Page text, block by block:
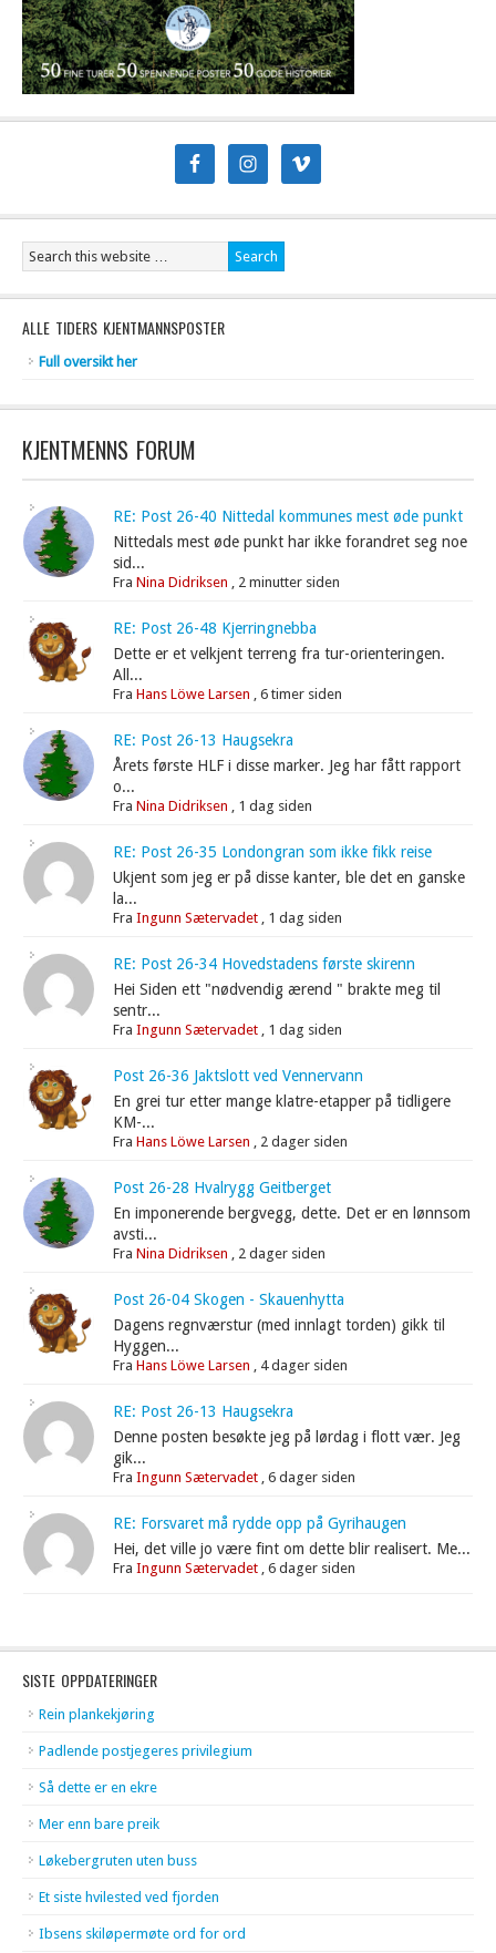
ALLE TIDERS KJENTMANNSPOSTER
Full oversikt her
KJENTMENNS FORUM
RE: Post 26-40 Nittedal kommunes mest øde punkt
Nittedals mest øde punkt har ikke forandret seg noe
sid...
FraNina Didriksen 2 minutter siden
RE: Post 26-48 Kjerringnebba
Dette er et velkjent terreng fra tur-orienteringen.
All...
FraHans Löwe Larsen ,6 timer siden
RE: Post 26-13 Haugsekra
Årets første HLF i disse marker. Jeg har fått rapport
o...
FraNina Didriksen 1 dag siden
RE: Post 26-35 Londongran som ikke fikk reise
Ukjent som jeg er på disse kanter, ble det en ganske
la...
FraIngunn Sætervadet 1 dag siden
RE: Post 26-34 Hovedstadens første skirenn
Hei Siden ett "nødvendig ærend " brakte meg til
sentr...
FraIngunn Sætervadet 1 dag siden
Post 26-36 Jaktslott ved Vennervann
En grei tur etter mange klatre-etapper på tidligere
KM-...
FraHans Löwe Larsen 2 dager siden
Post 26-28 Hvalrygg Geitberget
En imponerende bergvegg, dette. Det er en lønnsom
avsti...
FraNina Didriksen 2 dager siden
Post 26-04 Skogen - Skauenhytta
Dagens regnværstur (med innlagt torden) gikk til
Hyggen...
FraHans Löwe Larsen 4 dager siden
RE: Post 26-13 Haugsekra
Denne posten besøkte jeg på lørdag i flott vær. Jeg
gik...
FraIngunn Sætervadet ,6 dager siden
RE: Forsvaret må rydde opp på Gyrihaugen
Hei, det ville jo være fint om dette blir realisert. Me...
FraIngunn Sætervadet ,6 dager siden
SISTE OPPDATERINGER
Rein plankekjøring
Padlende postjegeres privilegium
Så dette er en ekre
Mer enn bare preik
Løkebergruten uten buss
Et siste hvilested ved fjorden
Ibsens skiløpermøte ord for ord